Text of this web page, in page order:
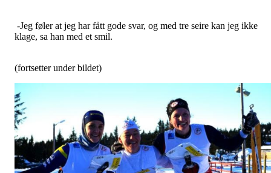
-Jeg føler at jeg har fått gode svar, og med tre seire kan jeg ikke
klage, sa han med et smil.
(fortsetter under bildet)